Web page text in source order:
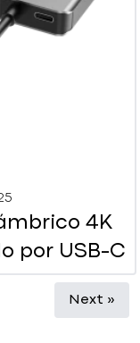
4K
por USB-C
Next »